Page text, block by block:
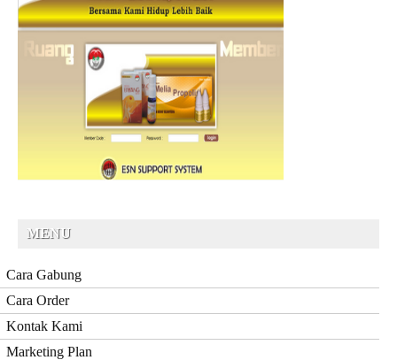
MENU
Cara Gabung
Cara Order
Kontak Kami
Marketing Plan